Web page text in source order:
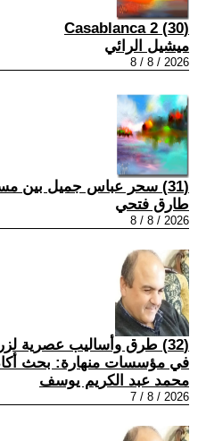
(30) Casablanca 2
ميشيل الرائي
2026 / 8 / 8
(31) سحر عباس جميل بين مستثمر وسياسي اطاري
طارق فتحي
2026 / 8 / 8
(32) طرق وأساليب عصرية
في مؤسسات منهارة: بحث
محمد عبد الكريم يوسف
2026 / 8 / 7